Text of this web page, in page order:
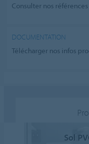
Consulter nos références
DOCUMENTATION
Télécharger nos infos
Sol